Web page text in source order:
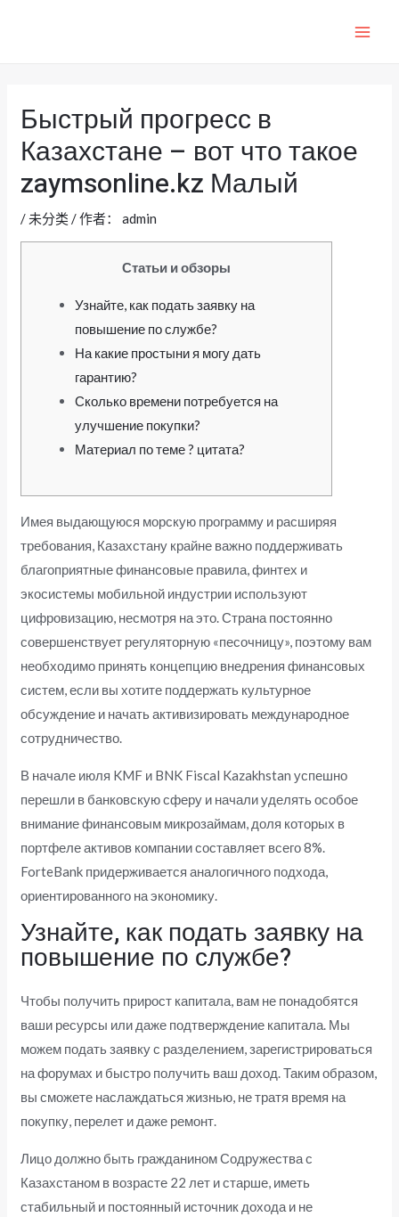
Быстрый прогресс в
Казахстане – вот что такое
zaymsonline.kz Малый
/ 未分类 / 作者： admin
Статьи и обзоры
Узнайте, как подать заявку на
повышение по службе?
На какие простыни я могу дать
гарантию?
Сколько времени потребуется на
улучшение покупки?
Материал по теме ? цитата?
Имея выдающуюся морскую программу и расширяя
требования, Казахстану крайне важно поддерживать
благоприятные финансовые правила, финтех и
экосистемы мобильной индустрии используют
цифровизацию, несмотря на это.Страна постоянно
совершенствует регуляторную «песочницу», поэтому вам
необходимо принять концепцию внедрения финансовых
систем, если вы хотите поддержать культурное
обсуждение и начать активизировать международное
сотрудничество.
В начале июля KMF и BNK Fiscal Kazakhstan успешно
перешли в банковскую сферу и начали уделять особое
внимание финансовым микрозаймам, доля которых в
портфеле активов компании составляет всего 8%.
ForteBank придерживается аналогичного подхода,
ориентированного на экономику.
Узнайте, как подать заявку на
повышение по службе?
Чтобы получить прирост капитала, вам не понадобятся
ваши ресурсы или даже подтверждение капитала. Мы
можем подать заявку с разделением, зарегистрироваться
на форумах и быстро получить ваш доход. Таким образом,
вы сможете наслаждаться жизнью, не тратя время на
покупку, перелет и даже ремонт.
Лицо должно быть гражданином Содружества с
Казахстаном в возрасте 22 лет и старше, иметь
стабильный и постоянный источник дохода и не